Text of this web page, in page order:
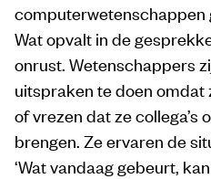
computerwetenschappen
Wat opvalt in de
onrust. Wetenschappers
uitspraken te doen omdat
of vrezen dat ze collega’s
brengen. Ze ervaren de
‘Wat vandaag gebeurt,